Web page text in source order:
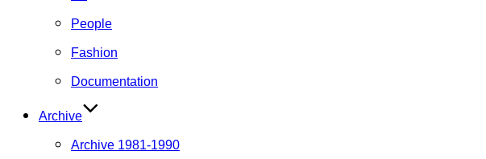
People
Fashion
Documentation
Archive
Archive 1981-1990